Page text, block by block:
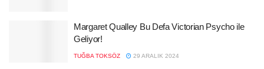
Margaret Qualley Bu Defa Victorian Psycho ile
Geliyor!
TUĞBA TOKSÖZ 29 ARALIK 2024